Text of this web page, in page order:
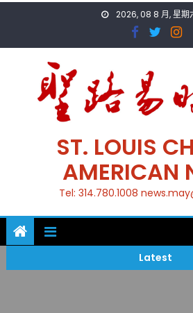
2026, 08 8 月, 星期
ST. LOUIS
AMERICAN
Tel: 314.780.1008
Latest